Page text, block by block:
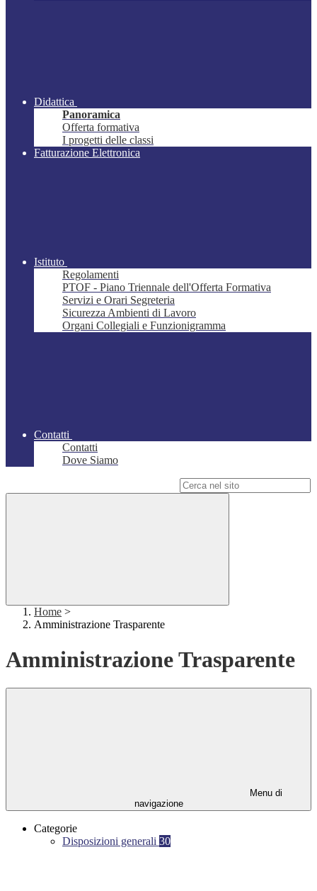
Didattica
Panoramica
Offerta formativa
I progetti delle classi
Fatturazione Elettronica
Istituto
Regolamenti
PTOF - Piano Triennale dell'Offerta Formativa
Servizi e Orari Segreteria
Sicurezza Ambienti di Lavoro
Organi Collegiali e Funzionigramma
Contatti
Contatti
Dove Siamo
Home >
Amministrazione Trasparente
Amministrazione Trasparente
Menu di
navigazione
Categorie
Disposizioni generali 30